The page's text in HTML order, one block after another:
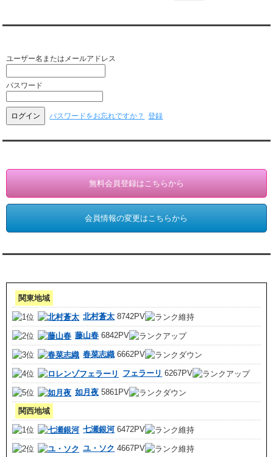
ユーザー名またはメールアドレス
パスワード
パスワードをお忘れですか？ 登録
無料会員登録はこちらから
会員情報の変更はこちらから
関東地域
北村蒼太 8742PV
藤山春 6842PV
春菜志織 6662PV
フェラーリ 6267PV
如月夜 5861PV
関西地域
七瀬銀河6472PV
ユ・ソク 4667PV